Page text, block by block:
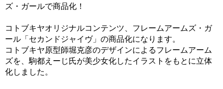
ズ・ガールで商品化！
コトブキヤオリジナルコンテンツ、フレームアームズ・ガ
ール「セカンドジャイヴ」の商品化になります。
コトブキヤ原型師堀克彦のデザインによるフレームアーム
ズを、駒都えーじ氏が美少女化したイラストをもとに立体
化しました。